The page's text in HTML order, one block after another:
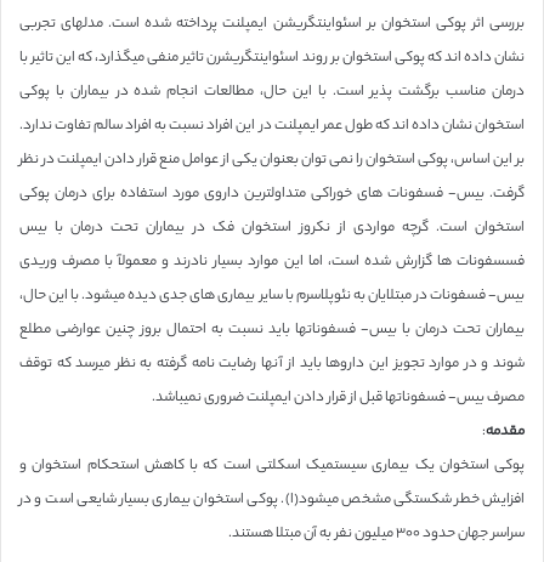
بررسی اثر پوکی استخوان بر اسئواینتگریشن ایمپلنت پرداخته شده است. مدلهای تجربی
نشان داده اند که پوکی استخوان بر روند اسئواینتگریشرن تاثیر منفی میگذارد، که این تاثیر با
درمان مناسب برگشت پذیر است. با این حال، مطالعات انجام شده در بیماران با پوکی
استخوان نشان داده اند که طول عمر ایمپلنت در این افراد نسبت به افراد سالم تفاوت ندارد.
بر این اساس، پوکی استخوان را نمی توان بعنوان یکی از عوامل منع قرار دادن ایمپلنت در نظر
گرفت. بیس- فسفونات های خوراکی متداولترین داروی مورد استفاده برای درمان پوکی
استخوان است. گرچه مواردی از نکروز استخوان فک در بیماران تحت درمان با بیس
فسسفونات ها گزارش شده است، اما این موارد بسیار نادرند و معمولآ با مصرف وریدی
بیس- فسفونات در مبتلایان به نئوپلاسرم با سایر بیماری های جدی دیده میشود. با این حال،
بیماران تحت درمان با بیس- فسفوناتها باید نسبت به احتمال بروز چنین عوارضی مطلع
شوند و در موارد تجویز این داروها باید از آنها رضایت نامه گرفته به نظر میرسد که توقف
مصرف بیس- فسفوناتها قبل از قرار دادن ایمپلنت ضروری نمیباشد.
مقدمه:
‏پوکی استخوان یک بیماری سیستمیک اسکلتی است که با کاهش استحکام استخوان و
افزایش خطر شکستگی مشخص میشود(ا). پوکی استخوان بیماری بسیار شایعی است و در
سراسر جهان حدود ٣٠٠ ‏میلیون نفر به آن مبتلا هستند.